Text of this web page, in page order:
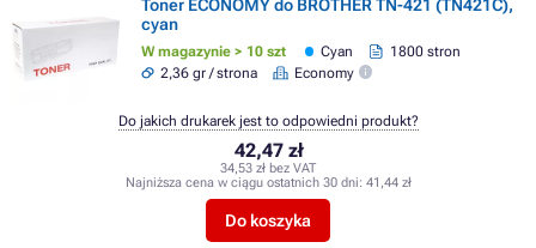
Toner ECONOMY do BROTHER TN-421 (TN421C),
cyan
W magazynie > 10 szt Cyan
1800 stron
2,36 gr / strona
Economy
42,47 zł
34,53 zł bez VAT
Najniższa cena w ciągu ostatnich 30 dni: 41,44 zł
Do koszyka
Do jakich drukarek jest to odpowiedni produkt?